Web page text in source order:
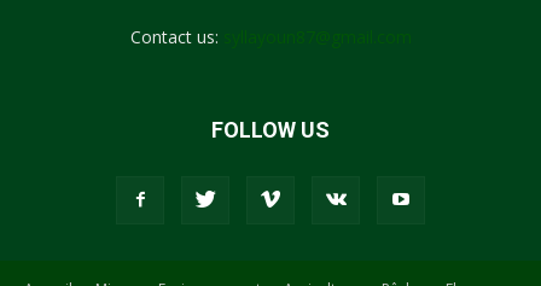
Contact us:
FOLLOW US